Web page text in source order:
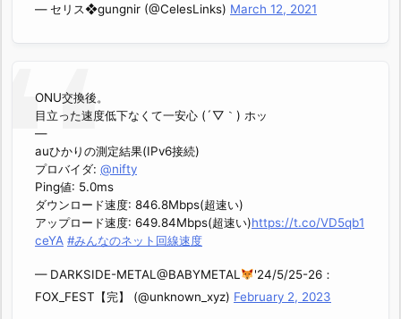
— セリス❖gungnir (@CelesLinks) March 12, 2021
ONU交換後。
目立った速度低下なくて一安心 (´▽｀) ホッ
—
auひかりの測定結果(IPv6接続)
プロバイダ: @nifty
Ping値: 5.0ms
ダウンロード速度: 846.8Mbps(超速い)
アップロード速度: 649.84Mbps(超速い)https://t.co/VD5qb1
ceYA #みんなのネット回線速度
— DARKSIDE-METAL@BABYMETAL
'24/5/25-26：
FOX_FEST【完】 (@unknown_xyz) February 2, 2023